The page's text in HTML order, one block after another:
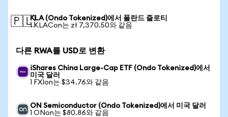
🇵🇱KLA (Ondo Tokenized)에서 폴란드 즐로티
1 KLACon는 zł 7,370.50와 같음
다른 RWA를 USD로 변환
iShares China Large-Cap ETF (Ondo Tokenized)에서
미국 달러
1 FXIon는 $34.76와 같음
ON Semiconductor (Ondo Tokenized)에서 미국 달러
1 ONon는 $80.86와 같음